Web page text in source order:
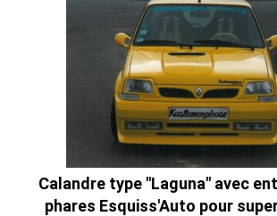
Calandre type "Laguna" avec
phares Esquiss'Auto pour